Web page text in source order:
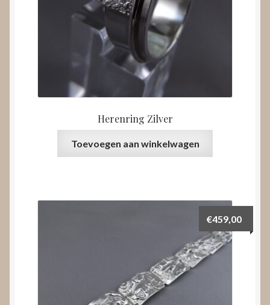
Herenring Zilver
Toevoegen aan winkelwagen
€459,00